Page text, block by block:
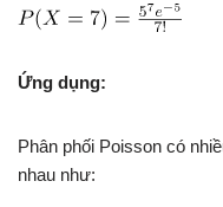
Ứng dụng:
Phân phối Poisson có
nhau như: